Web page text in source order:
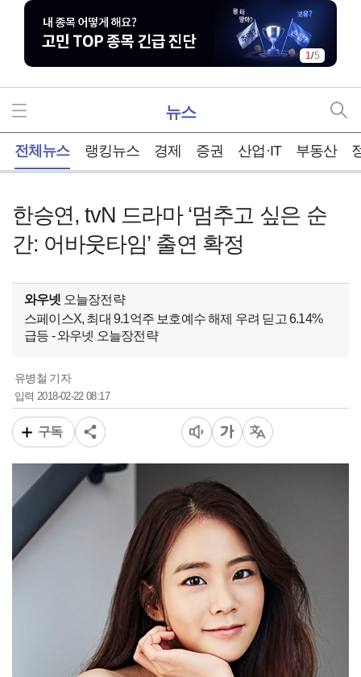
1/5
뉴스
전체뉴스 랭킹뉴스 경제 증권 산업·IT 부동산
한승연, tvN 드라마 ‘멈추고 싶은 순
간: 어바웃타임’ 출연 확정
와우넷 오늘장전략
스페이스X, 최대 9.1억주 보호예수 해제 우려 딛고 6.14%
급등 - 와우넷 오늘장전략
유병철 기자
입력2018-02-22 08:17
구독